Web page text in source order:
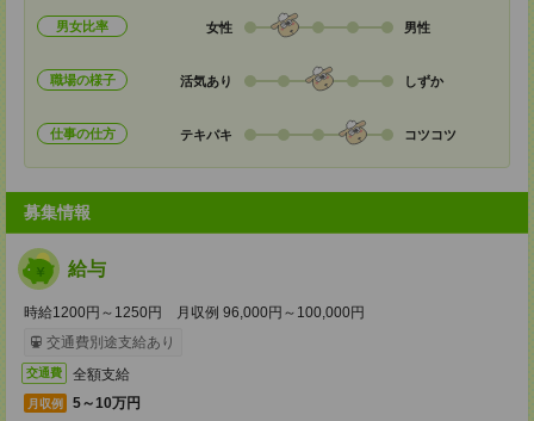
男女比率 女性 男性
職場の様子 活気あり しずか
仕事の仕方 テキパキ コツコツ
募集情報
給与
時給1200円～1250円 月収例 96,000円～100,000円
交通費別途支給あり
交通費 全額支給
月収例 5～10万円